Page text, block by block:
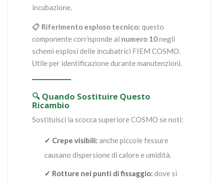
incubazione.
📋 Riferimento esploso tecnico: questo
componente corrisponde al numero 10negli
schemi esplosi delle incubatrici FIEM COSMO.
Utile per identificazione durante manutenzioni.
🔍 Quando Sostituire Questo
Ricambio
Sostituisci la scocca superiore COSMO se noti:
✓ Crepe visibili: anche piccole fessure
causano dispersione di calore e umidità.
✓ Rotture nei punti di fissaggio: dove si